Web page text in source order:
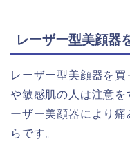
レーザー型美顔器
レーザー型美顔器を
や敏感肌の人は注意
ーザー美顔器により
らです。